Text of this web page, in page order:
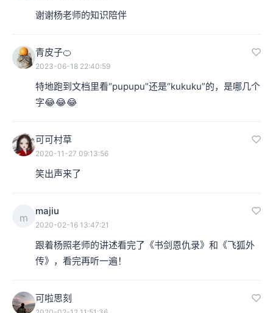
谢谢杨老师的知识陪伴
青皮子🍊
2023-06-18 22:40:59
特地跑到文档里看“pupupu”还是“kukuku”的，是哪几个
字😂😂😂
可可村草
2020-11-27 09:13:56
笑出声来了
m
majiu
2020-02-16 13:47:21
跟着杨照老师的讲述看完了《书剑恩仇录》和《飞狐外
传》，看完再听一遍！
可啦思刻